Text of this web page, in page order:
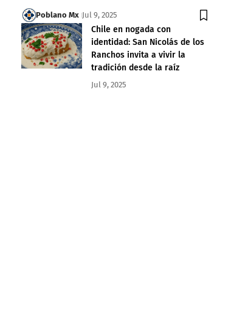
Poblano Mx Jul 9, 2025
Chile en nogada con
identidad: San Nicolás de los
Ranchos invita a vivir la
tradición desde la raíz
Jul 9, 2025